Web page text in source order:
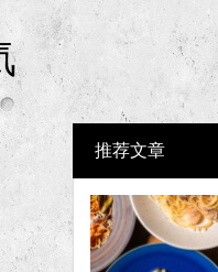
推荐文章